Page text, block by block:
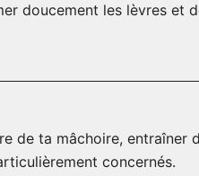
doucement les lèvres et
de ta mâchoire, entraîner
concernés.